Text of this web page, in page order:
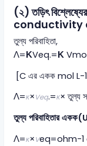
(২) তড়িৎ
conductivity
তুল্য পরিবাহিতা,
Λ=ΚVeq.=Κ
[C এর একক mol L-1
Λ=κ×Veq.​=κ× তুল্য
তুল্য পরিবাহিতার
Λ=κ×V